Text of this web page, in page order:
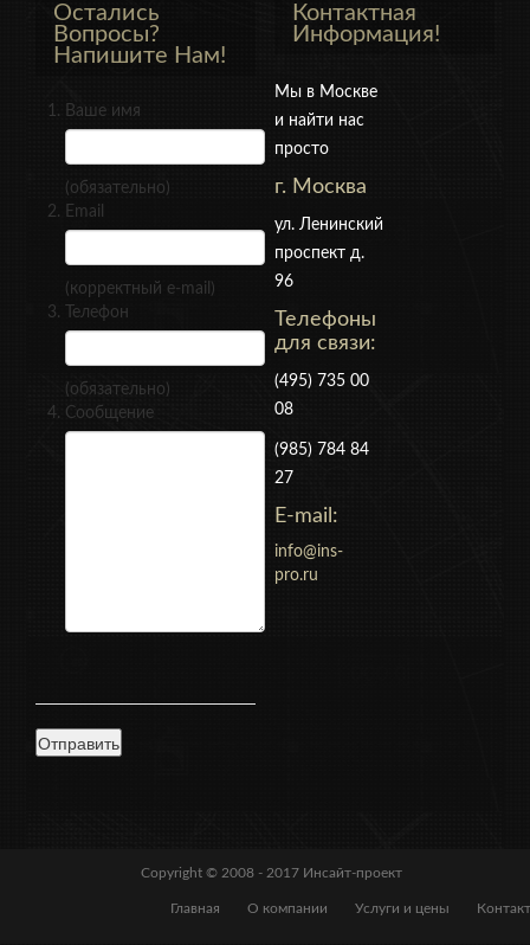
Остались
Вопросы?
Напишите Нам!
Ваше имя
(обязательно)
Email
(корректный e-mail)
Телефон
(обязательно)
Сообщение
Контактная
Информация!
Мы в Москве
и найти нас
просто
г. Москва
ул. Ленинский
проспект д.
96
Телефоны
для связи:
(495) 735 00
08
(985) 784 84
27
E-mail:
info@ins-
pro.ru
Copyright © 2008 - 2017 Инсайт-проект
Главная О компании Услуги и цены